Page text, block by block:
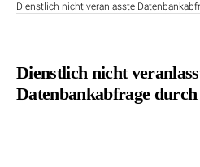
Dienstlich nicht veranlasste
Dienstlich nicht
Datenbankabfrage